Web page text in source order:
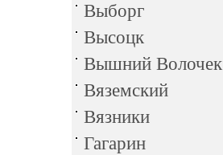
Выборг
Высоцк
Вышний Волочек
Вяземский
Вязники
Гагарин